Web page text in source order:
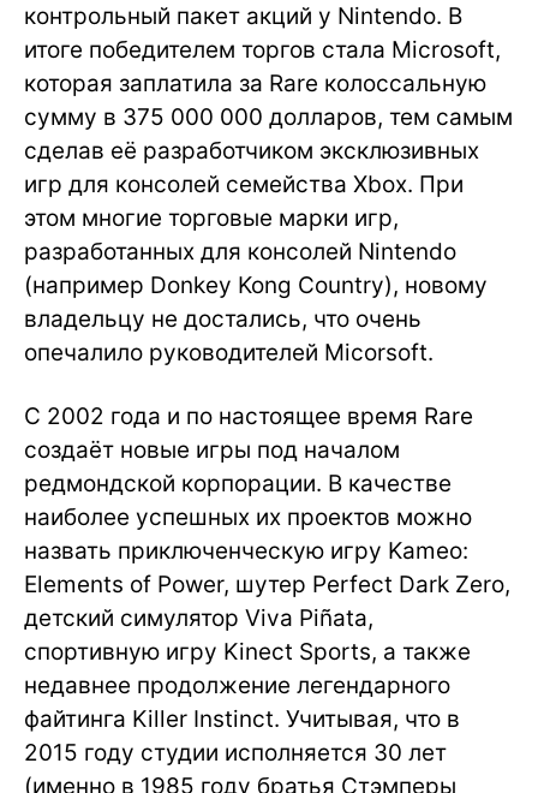
контрольный пакет акций у Nintendo. В
итоге победителем торгов стала Microsoft,
которая заплатила за Rare колоссальную
сумму в 375 000 000 долларов, тем самым
сделав её разработчиком эксклюзивных
игр для консолей семейства Xbox. При
этом многие торговые марки игр,
разработанных для консолей Nintendo
(например Donkey Kong Country), новому
владельцу не достались, что очень
опечалило руководителей Micorsoft.
C 2002 года и по настоящее время Rare
создаёт новые игры под началом
редмондской корпорации. В качестве
наиболее успешных их проектов можно
назвать приключенческую игру Kameo:
Elements of Power, шутер Perfect Dark Zero,
детский симулятор Viva Piñata,
спортивную игру Kinect Sports, а также
недавнее продолжение легендарного
файтинга Killer Instinct. Учитывая, что в
2015 году студии исполняется 30 лет
(именно в 1985 году братья Стэмперы